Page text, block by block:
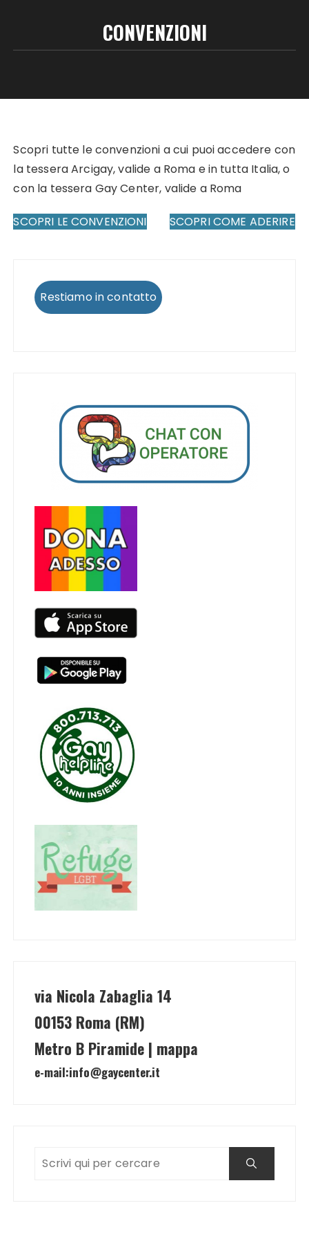
CONVENZIONI
Scopri tutte le convenzioni a cui puoi accedere con
la tessera Arcigay, valide a Roma e in tutta Italia, o
con la tessera Gay Center, valide a Roma
SCOPRI LE CONVENZIONI SCOPRI COME ADERIRE
Restiamo in contatto
via Nicola Zabaglia 14
00153 Roma (RM)
Metro B Piramide | mappa
e-mail:info@gaycenter.it